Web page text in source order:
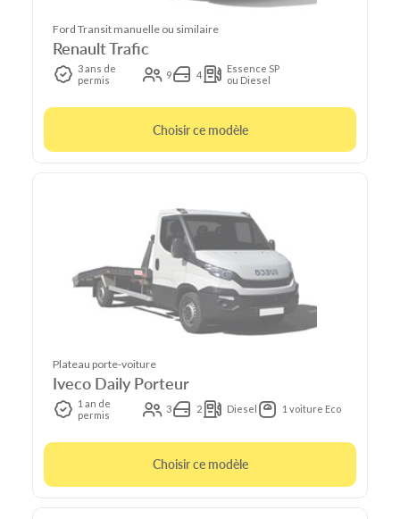
Ford Transit manuelle ou similaire
Renault Trafic
3 ans de
permis
9 4
Essence SP
ou Diesel
Choisir ce modèle
Plateau porte-voiture
Iveco Daily Porteur
1 an de
permis
3 2 Diesel 1 voiture Eco
Choisir ce modèle